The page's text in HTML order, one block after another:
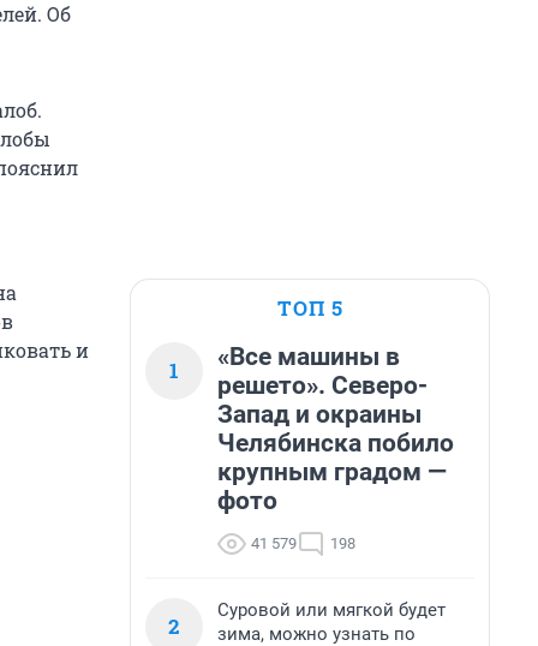
Об
и
ТОП 5
1
«Все машины в
решето». Северо-
Запад и окраины
Челябинска побило
крупным градом —
фото
41 579 198
2
Суровой или мягкой будет
зима, можно узнать по